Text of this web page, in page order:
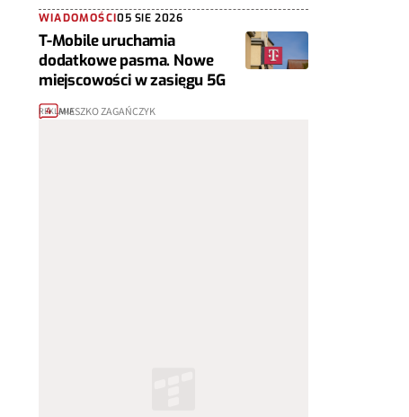
WIADOMOŚCI05 SIE 2026
T-Mobile uruchamia
dodatkowe pasma. Nowe
miejscowości w zasięgu 5G
4 MIESZKO ZAGAŃCZYK